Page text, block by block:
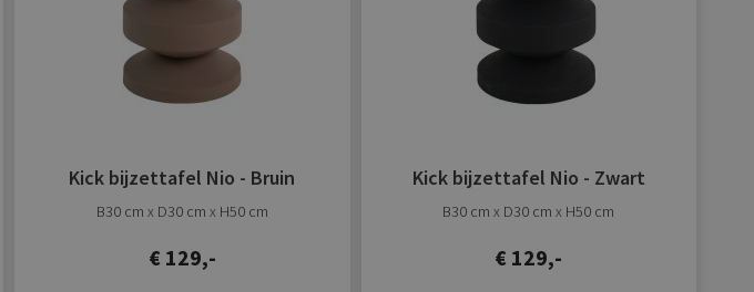
Kick bijzettafel Nio - Bruin
B30 cm x D30 cm x H50 cm
€ 129,-
Kick bijzettafel Nio - Zwart
B30 cm x D30 cm x H50 cm
€ 129,-